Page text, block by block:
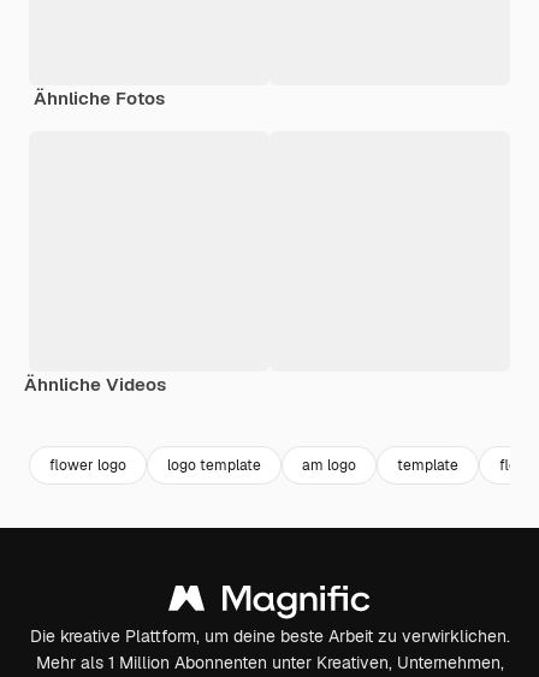
Ähnliche Fotos
Ähnliche Videos
flower logo logo template am logo template floral
Die kreative Plattform, um deine beste Arbeit zu verwirklichen.
Mehr als 1 Million Abonnenten unter Kreativen, Unternehmen,